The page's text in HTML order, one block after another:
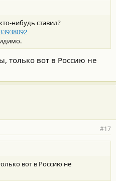
нибудь ставил?
только вот в Россию не
#17
вот в Россию не